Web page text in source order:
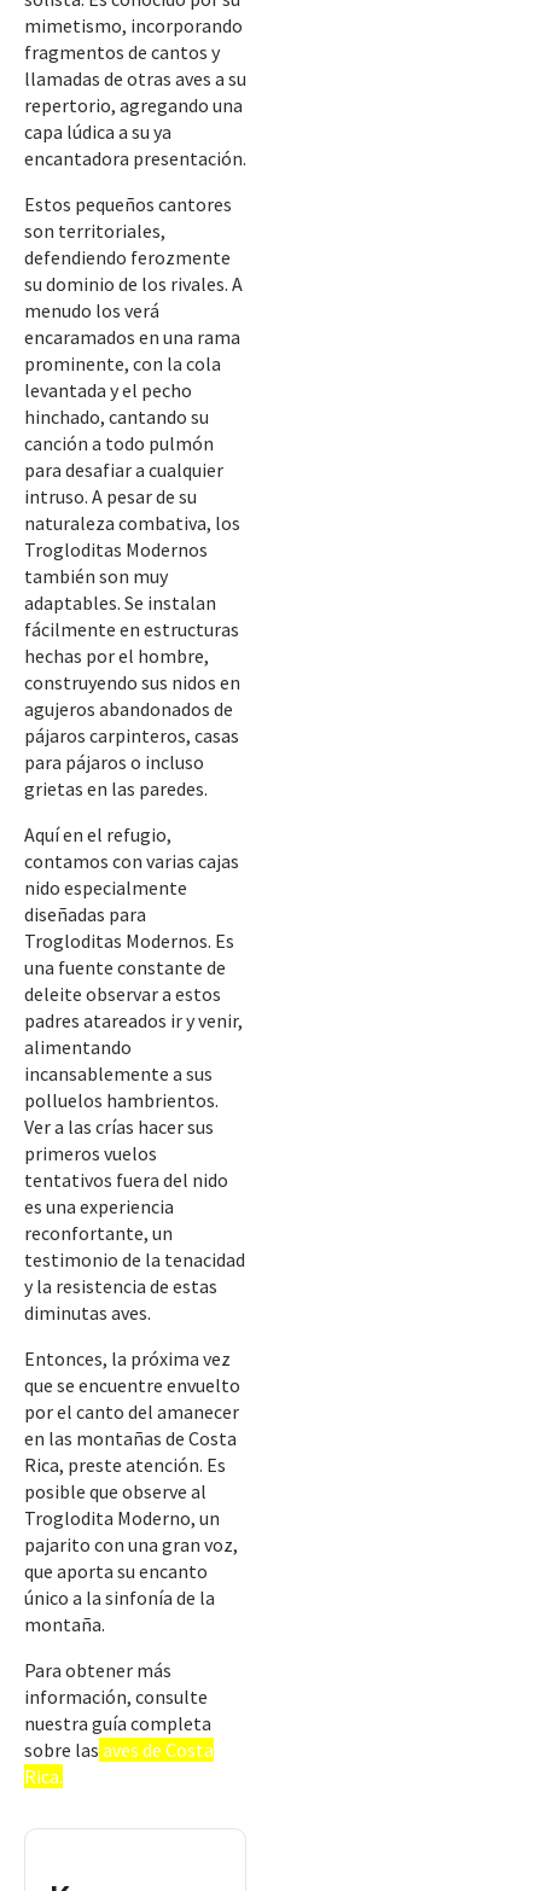
mimetismo, incorporando
fragmentos de cantos y
llamadas de otras aves a su
repertorio, agregando una
capa lúdica a su ya
encantadora presentación.
Estos pequeños cantores
son territoriales,
defendiendo ferozmente
su dominio de los rivales. A
menudo los verá
encaramados en una rama
prominente, con la cola
levantada y el pecho
hinchado, cantando su
canción a todo pulmón
para desafiar a cualquier
intruso. A pesar de su
naturaleza combativa, los
Trogloditas Modernos
también son muy
adaptables. Se instalan
fácilmente en estructuras
hechas por el hombre,
construyendo sus nidos en
agujeros abandonados de
pájaros carpinteros, casas
para pájaros o incluso
grietas en las paredes.
Aquí en el refugio,
contamos con varias cajas
nido especialmente
diseñadas para
Trogloditas Modernos. Es
una fuente constante de
deleite observar a estos
padres atareados ir y venir,
alimentando
incansablemente a sus
polluelos hambrientos.
Ver a las crías hacer sus
primeros vuelos
tentativos fuera del nido
es una experiencia
reconfortante, un
testimonio de la tenacidad
y la resistencia de estas
diminutas aves.
Entonces, la próxima vez
que se encuentre envuelto
por el canto del amanecer
en las montañas de Costa
Rica, preste atención. Es
posible que observe al
Troglodita Moderno, un
pajarito con una gran voz,
que aporta su encanto
único a la sinfonía de la
montaña.
Para obtener más
información, consulte
nuestra guía completa
sobre las aves de Costa
Rica.